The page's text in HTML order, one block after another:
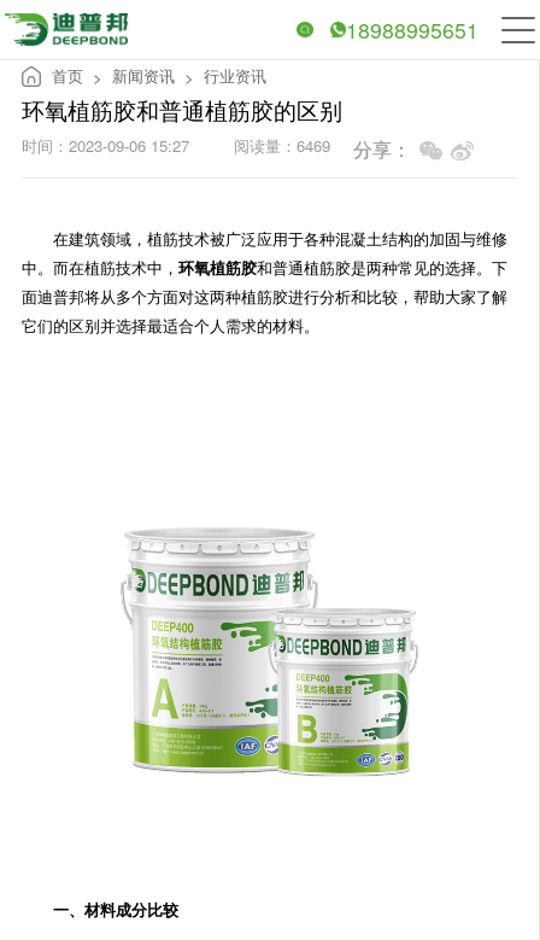
18988995651
首页 > 新闻资讯 >行业资讯
环氧植筋胶和普通植筋胶的区别
时间：2023-09-06 15:27 阅读量：6469 分享：
在建筑领域，植筋技术被广泛应用于各种混凝土结构的加固与维修
中。而在植筋技术中， 环氧植筋胶和普通植筋胶是两种常见的选择。下
面迪普邦将从多个方面对这两种植筋胶进行分析和比较，帮助大家了解
它们的区别并选择最适合个人需求的材料。
一、材料成分比较